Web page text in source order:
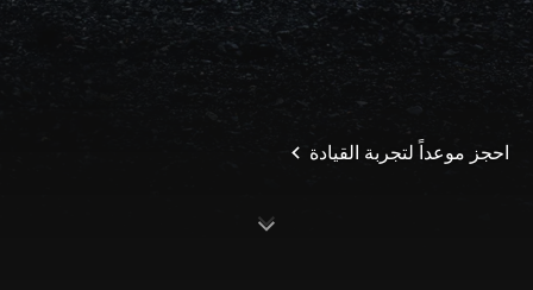
احجز موعداً لتجربة القيادة
S
c
o
l
l
o
w